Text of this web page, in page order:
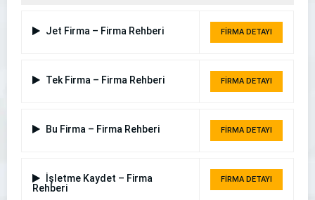
Jet Firma – Firma Rehberi FİRMA DETAYI
Tek Firma – Firma Rehberi FİRMA DETAYI
Bu Firma – Firma Rehberi FİRMA DETAYI
İşletme Kaydet – Firma
Rehberi
FİRMA DETAYI